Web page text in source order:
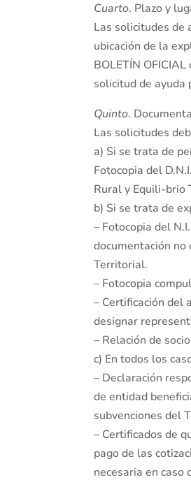
Cuarto. Plazo y
Las solicitudes de
ubicación de la
BOLETÍN
solicitud de ayuda
Quinto.
Las solicitudes
a) Si se trata de
Fotocopia del
Rural y Equili-brio
b) Si se trata de
– Fotocopia del
documentación
Territorial.
– Fotocopia
– Certificación del
designar
– Relación de
c) En todos los
– Declaración
de entidad
subvenciones del
– Certificados de
pago de las
necesaria en